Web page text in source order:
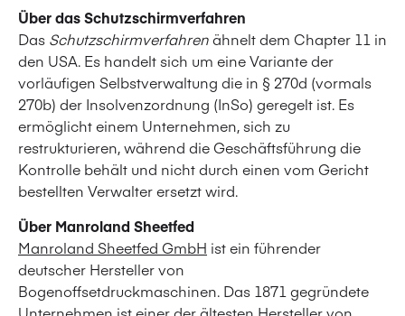
Über das Schutzschirmverfahren
Das Schutzschirmverfahrenähnelt dem Chapter 11 in
den USA. Es handelt sich um eine Variante der
vorläufigen Selbstverwaltung die in § 270d (vormals
270b) der Insolvenzordnung (InSo) geregelt ist. Es
ermöglicht einem Unternehmen, sich zu
restrukturieren, während die Geschäftsführung die
Kontrolle behält und nicht durch einen vom Gericht
bestellten Verwalter ersetzt wird.
Über Manroland Sheetfed
Manroland Sheetfed GmbH ist ein führender
deutscher Hersteller von
Bogenoffsetdruckmaschinen. Das 1871 gegründete